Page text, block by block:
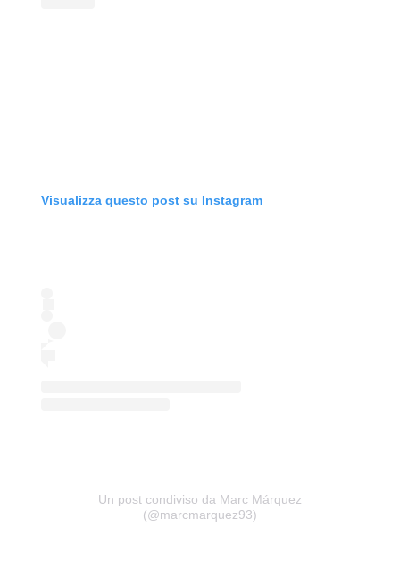
Visualizza questo post su Instagram
Un post condiviso da Marc Márquez
(@marcmarquez93)